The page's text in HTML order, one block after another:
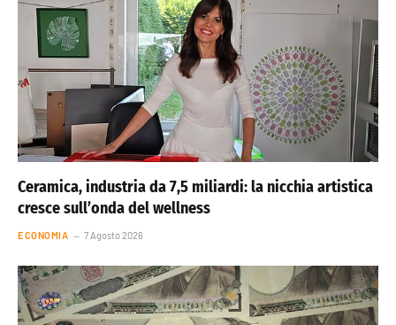
Ceramica, industria da 7,5 miliardi: la nicchia artistica
cresce sull’onda del wellness
ECONOMIA 7 Agosto 2026